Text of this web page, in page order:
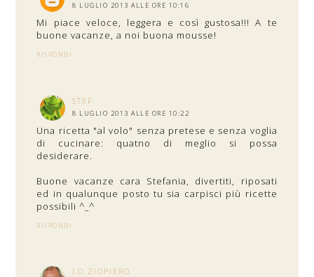
8 LUGLIO 2013 ALLE ORE 10:16
Mi piace veloce, leggera e così gustosa!!! A te
buone vacanze, a noi buona mousse!
RISPONDI
STEF
8 LUGLIO 2013 ALLE ORE 10:22
Una ricetta "al volo" senza pretese e senza voglia
di cucinare: quatno di meglio si possa
desiderare.
Buone vacanze cara Stefania, divertiti, riposati
ed in qualunque posto tu sia carpisci più ricette
possibili ^_^
RISPONDI
LO ZIOPIERO